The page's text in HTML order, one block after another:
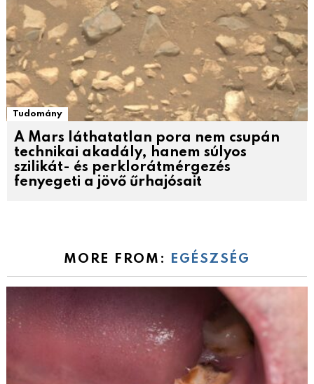
Tudomány
A Mars láthatatlan pora nem csupán
technikai akadály, hanem súlyos
szilikát- és perklorátmérgezés
fenyegeti a jövő űrhajósait
MORE FROM: EGÉSZSÉG